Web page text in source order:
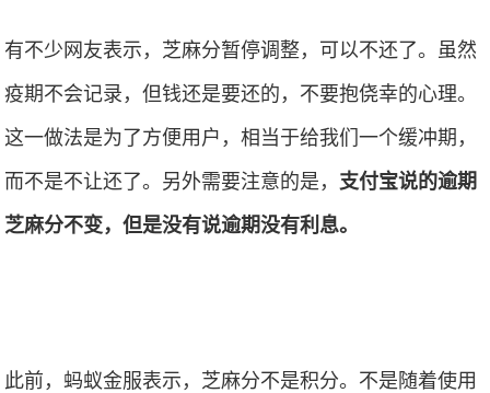
有不少网友表示，芝麻分暂停调整，可以不还了。虽然
疫期不会记录，但钱还是要还的，不要抱侥幸的心理。
这一做法是为了方便用户，相当于给我们一个缓冲期，
而不是不让还了。另外需要注意的是， 支付宝说的逾期
芝麻分不变，但是没有说逾期没有利息。
​此前，蚂蚁金服表示，芝麻分不是积分。不是随着使用